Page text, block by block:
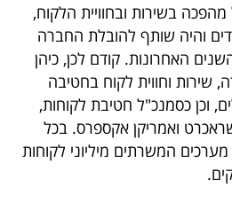
בשירות ובחוויית הלקוח,
והיה שותף להובלת החברה
האחרונות. קודם לכן, כיהן
שירות וחווית לקוח בחטיבה
וכן כסמנכ"ל חטיבת לקוחות,
ואמריקן אקספרס. בכל
המשרתים מיליוני לקוחות